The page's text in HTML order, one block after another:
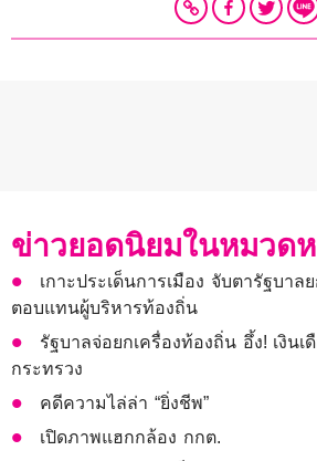
ข่าวยอดนิยมในหมวด
เกาะประเด็นการเมือง จับตารัฐบาล
ตอบแทนผู้บริหารท้องถิ่น
รัฐบาลจ่อยกเครื่องท้องถิ่น อึ้ง! เงินเ
กระทรวง
คดีความไล่ล่า “ยิ่งชีพ”
เปิดภาพแฮกกล้อง กกต.